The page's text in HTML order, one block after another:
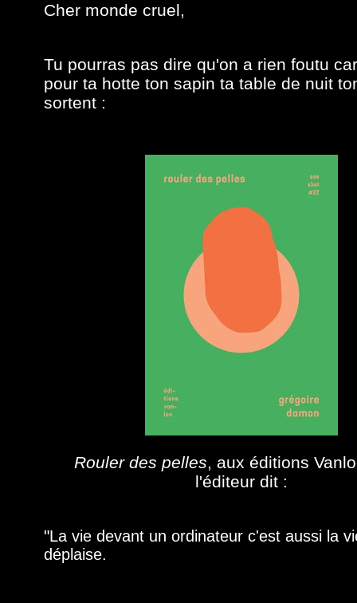
Cher monde cruel,
Tu pourras pas dire qu'on a rien foutu
pour ta hotte ton sapin ta table de nuit
sortent :
Rouler des pelles, aux éditions
l'éditeur dit :
"La vie devant un ordinateur c'est aussi la
déplaise.